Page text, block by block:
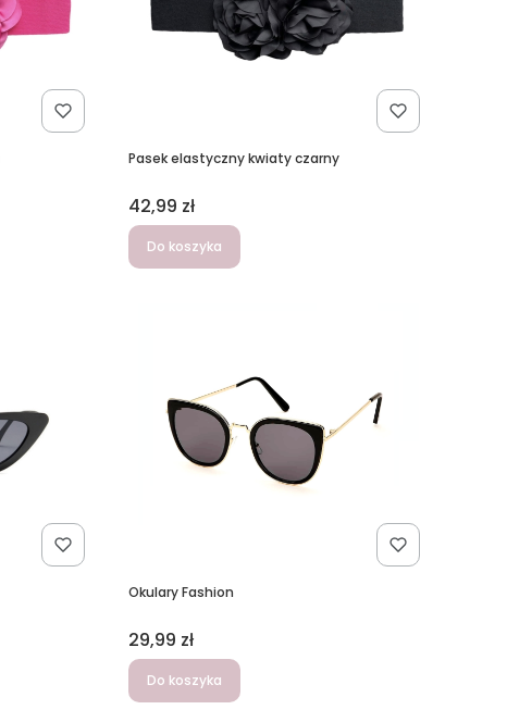
Pasek elastyczny kwiaty czarny
Cena
42,99 zł
Do koszyka
Okulary Fashion
Cena
29,99 zł
Do koszyka